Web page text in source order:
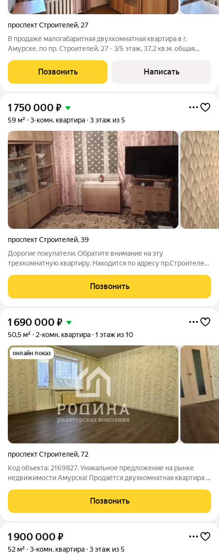
проспект Строителей, 27
В продаже малогабаритная двухкомнатная квартира в г.
Амурске, по пр. Строителей, 27 - 3/5 этаж, 37,2 кв.м. общая
застеклённый балкон (с внутренней отделкой) - сантехника в
рабочем состоянии,
Позвонить Написать
1 750 000 ₽
59 м² 3-комн. квартира 3 этаж из 5
проспект Строителей,39
Дорогие покупатели. Обратите внимание на эту
трехкомнатную квартиру. Находится по адресу пр.Строителей
квартире тепло и уютно. Установлены пластиковые окна,
балкон застеклен ,с внутренней
Позвонить
1 690 000 ₽
50,5 м² 2-комн. квартира 1 этаж из 10
онлайн показ
проспект Строителей,72
Код объекта: 2169827. Уникальное предложение на рынке
недвижимости Амурска! Продаётся двухкомнатная квартира в
Строителей, 72. Квартира общей площадью 50,5 кв. м
расположена на первом этаже
Позвонить
1 900 000 ₽
52 м² 3-комн. квартира 3 этаж из 5